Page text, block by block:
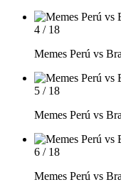
4 / 18
Memes Perú vs
5 / 18
Memes Perú vs
6 / 18
Memes Perú vs